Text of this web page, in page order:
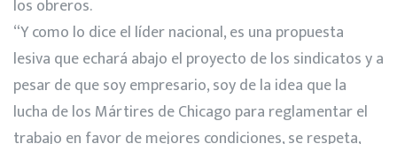
los obreros.
“Y como lo dice el líder nacional, es una propuesta
lesiva que echará abajo el proyecto de los sindicatos y a
pesar de que soy empresario, soy de la idea que la
lucha de los Mártires de Chicago para reglamentar el